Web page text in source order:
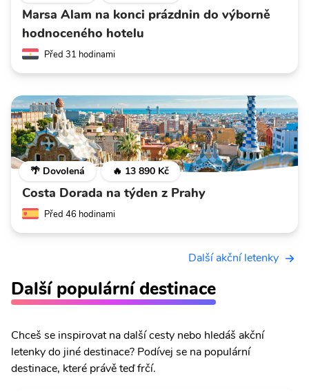
Marsa Alam na konci prázdnin do výborně
hodnoceného hotelu
Před 31 hodinami
🌴 Dovolená 🔥 13 890 Kč
Costa Dorada na týden z Prahy
Před 46 hodinami
Další akční letenky
Další populární destinace
Chceš se inspirovat na další cesty nebo hledáš akční
letenky do jiné destinace? Podívej se na populární
destinace, které právě teď frčí.